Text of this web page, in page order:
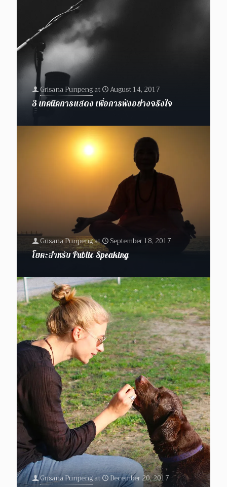
Grisana Punpengat
August 14, 2017
3 เทคนิคการแสดง เพื่อการฟังอย่างจริงใจ
Grisana Punpengat
September 18, 2017
โยคะสำหรับ Public Speaking
Grisana Punpengat
December 20, 2017